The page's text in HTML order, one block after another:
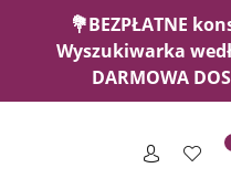
💐BEZPŁATNE
Wyszukiwarka
DARMOWA